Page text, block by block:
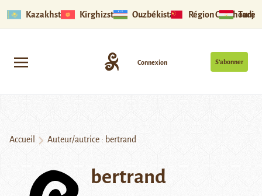
Kazakhstan Kirghizstan Ouzbékistan Région Ouïghoure
S’abonner
Connexion
Accueil Auteur/autrice : bertrand
bertrand